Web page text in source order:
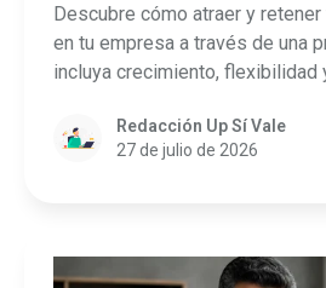
Descubre cómo atraer y
en tu empresa a través de una
incluya crecimiento, flexibilidad y
Redacción Up Sí Vale
27 de julio de 2026